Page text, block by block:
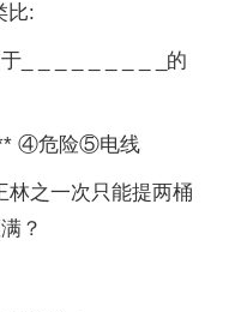
比:
_ _ _ _ _ _ _ _ _的
④危险⑤电线
林之一次只能提两桶
？